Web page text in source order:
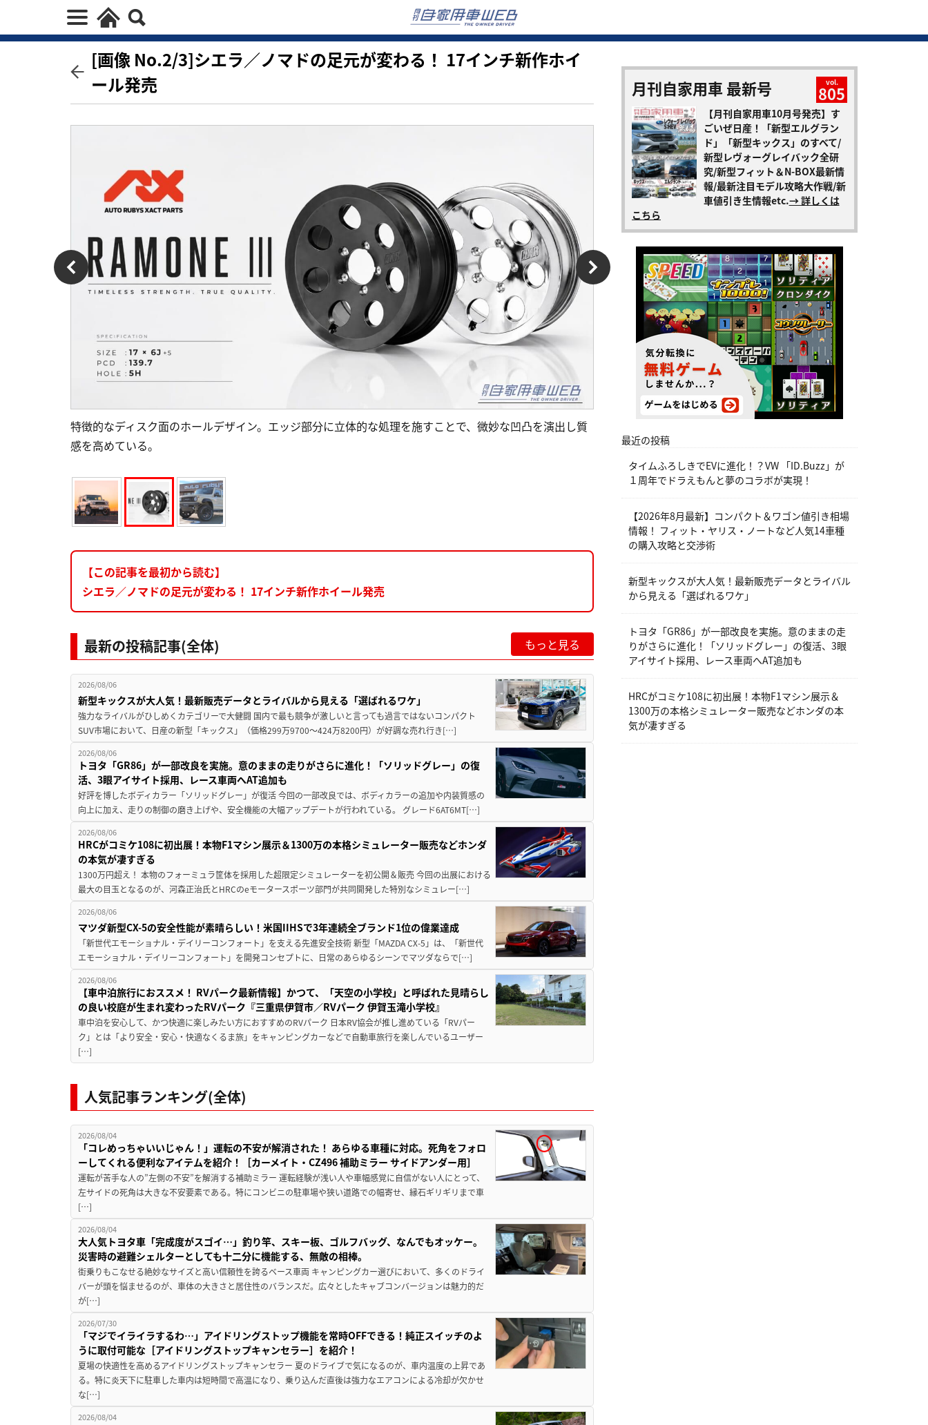
[画像 No.2/3]シエラ／ノマドの足元が変わる！ 17インチ新作ホイ
ール発売
特徴的なディスク面のホールデザイン。エッジ部分に立体的な処理を施すことで、微妙な凹凸を演出し質
感を高めている。
【この記事を最初から読む】
シエラ／ノマドの足元が変わる！ 17インチ新作ホイール発売
最新の投稿記事(全体) もっと見る
2026/08/06
新型キックスが大人気！最新販売データとライバルから見える「選ばれるワケ」
強力なライバルがひしめくカテゴリーで大健闘 国内で最も競争が激しいと言っても過言ではないコンパクト
SUV市場において、日産の新型「キックス」（価格299万9700～424万8200円）が好調な売れ行き[…]
2026/08/06
トヨタ「GR86」が一部改良を実施。意のままの走りがさらに進化！「ソリッドグレー」の復
活、3眼アイサイト採用、レース車両へAT追加も
好評を博したボディカラー「ソリッドグレー」が復活 今回の一部改良では、ボディカラーの追加や内装質感の
向上に加え、走りの制御の磨き上げや、安全機能の大幅アップデートが行われている。 グレード6AT6MT[…]
2026/08/06
HRCがコミケ108に初出展！本物F1マシン展示＆1300万の本格シミュレーター販売などホンダ
の本気が凄すぎる
1300万円超え！ 本物のフォーミュラ筐体を採用した超限定シミュレーターを初公開＆販売 今回の出展における
最大の目玉となるのが、河森正治氏とHRCのeモータースポーツ部門が共同開発した特別なシミュレー[…]
2026/08/06
マツダ新型CX-5の安全性能が素晴らしい！米国IIHSで3年連続全ブランド1位の偉業達成
「新世代エモーショナル・デイリーコンフォート」を支える先進安全技術 新型「MAZDA CX-5」は、「新世代
エモーショナル・デイリーコンフォート」を開発コンセプトに、日常のあらゆるシーンでマツダならで[…]
2026/08/06
【車中泊旅行におススメ！ RVパーク最新情報】かつて、「天空の小学校」と呼ばれた見晴らし
の良い校庭が生まれ変わったRVパーク『三重県伊賀市／RVパーク 伊賀玉滝小学校』
車中泊を安心して、かつ快適に楽しみたい方におすすめのRVパーク 日本RV協会が推し進めている「RVパー
ク」とは「より安全・安心・快適なくるま旅」をキャンピングカーなどで自動車旅行を楽しんでいるユーザー
[…]
人気記事ランキング(全体)
2026/08/04
「コレめっちゃいいじゃん！」運転の不安が解消された！ あらゆる車種に対応。死角をフォロ
ーしてくれる便利なアイテムを紹介！［カーメイト・CZ496 補助ミラー サイドアンダー用］
運転が苦手な人の”左側の不安”を解消する補助ミラー 運転経験が浅い人や車幅感覚に自信がない人にとって、
左サイドの死角は大きな不安要素である。特にコンビニの駐車場や狭い道路での幅寄せ、縁石ギリギリまで車
[…]
2026/08/04
大人気トヨタ車「完成度がスゴイ…」釣り竿、スキー板、ゴルフバッグ、なんでもオッケー。
災害時の避難シェルターとしても十二分に機能する、無敵の相棒。
街乗りもこなせる絶妙なサイズと高い信頼性を誇るベース車両 キャンピングカー選びにおいて、多くのドライ
バーが頭を悩ませるのが、車体の大きさと居住性のバランスだ。広々としたキャブコンバージョンは魅力的だ
が[…]
2026/07/30
「マジでイライラするわ…」アイドリングストップ機能を常時OFFできる！純正スイッチのよ
うに取付可能な［アイドリングストップキャンセラー］を紹介！
夏場の快適性を高めるアイドリングストップキャンセラー 夏のドライブで気になるのが、車内温度の上昇であ
る。特に炎天下に駐車した車内は短時間で高温になり、乗り込んだ直後は強力なエアコンによる冷却が欠かせ
な[…]
2026/08/04
月刊自家用車 最新号 vol.
805
【月刊自家用車10月号発売】す
ごいぜ日産！「新型エルグラン
ド」「新型キックス」のすべて/
新型レヴォーグレイバック全研
究/新型フィット＆N-BOX最新情
報/最新注目モデル攻略大作戦/新
車値引き生情報etc.→ 詳しくは
こちら
最近の投稿
タイムふろしきでEVに進化！？VW 「ID.Buzz」が
１周年でドラえもんと夢のコラボが実現！
【2026年8月最新】コンパクト＆ワゴン値引き相場
情報！ フィット・ヤリス・ノートなど人気14車種
の購入攻略と交渉術
新型キックスが大人気！最新販売データとライバル
から見える「選ばれるワケ」
トヨタ「GR86」が一部改良を実施。意のままの走
りがさらに進化！「ソリッドグレー」の復活、3眼
アイサイト採用、レース車両へAT追加も
HRCがコミケ108に初出展！本物F1マシン展示＆
1300万の本格シミュレーター販売などホンダの本
気が凄すぎる